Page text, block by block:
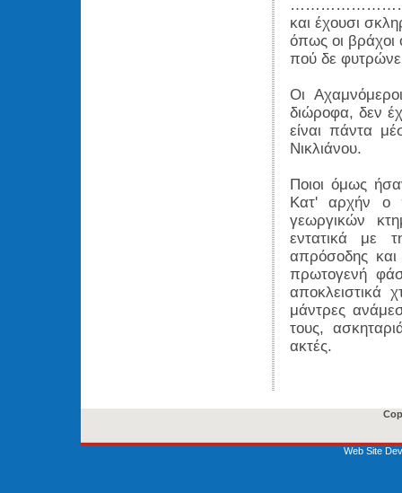
και έχουσι
όπως οι βράχοι
πού δε
Οι
διώροφα, δεν
είναι πάντα
Νικλιάνου.
Ποιοι όμως
Κατ' αρχήν ο
γεωργικών
εντατικά με
απρόσοδης
πρωτογενή
αποκλειστικά
μάντρες
τους,
ακτές.
Web Site